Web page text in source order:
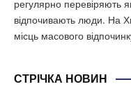
регулярно перевіряють
відпочивають люди. На
місць масового
СТРІЧКА НОВИН